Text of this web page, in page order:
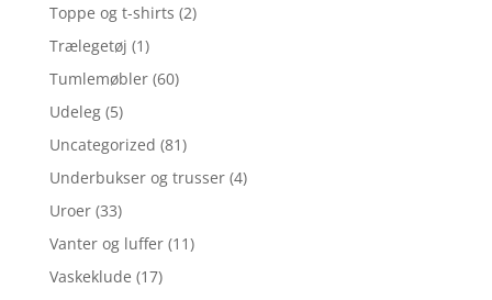
Toppe og t-shirts (2)
Trælegetøj (1)
Tumlemøbler (60)
Udeleg (5)
Uncategorized (81)
Underbukser og trusser (4)
Uroer (33)
Vanter og luffer (11)
Vaskeklude (17)